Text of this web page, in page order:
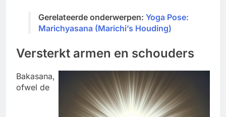
Gerelateerde onderwerpen: Yoga Pose:
Marichyasana (Marichi’s Houding)
Versterkt armen en schouders
Bakasana,
ofwel de